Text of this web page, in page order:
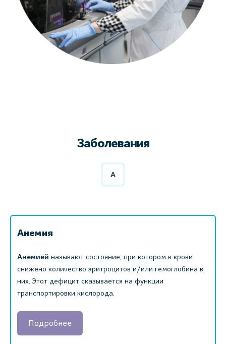
Заболевания
А
Анемия
Анемией называют состояние, при котором в крови
снижено количество эритроцитов и/или гемоглобина в
них. Этот дефицит сказывается на функции
транспортировки кислорода.
Подробнее